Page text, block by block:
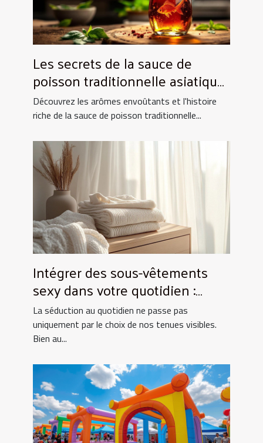
Les secrets de la sauce de
poisson traditionnelle asiatique
et ses utilisations culinaires
Découvrez les arômes envoûtants et l'histoire
riche de la sauce de poisson traditionnelle...
Intégrer des sous-vêtements
sexy dans votre quotidien :
Astuces et conseils
La séduction au quotidien ne passe pas
uniquement par le choix de nos tenues visibles.
Bien au...